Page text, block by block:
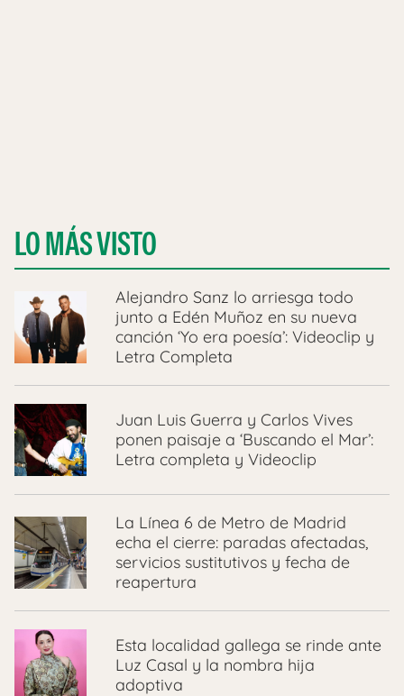
LO MÁS VISTO
Alejandro Sanz lo arriesga todo
junto a Edén Muñoz en su nueva
canción ‘Yo era poesía’: Videoclip y
Letra Completa
Juan Luis Guerra y Carlos Vives
ponen paisaje a ‘Buscando el Mar’:
Letra completa y Videoclip
La Línea 6 de Metro de Madrid
echa el cierre: paradas afectadas,
servicios sustitutivos y fecha de
reapertura
Esta localidad gallega se rinde ante
Luz Casal y la nombra hija
adoptiva